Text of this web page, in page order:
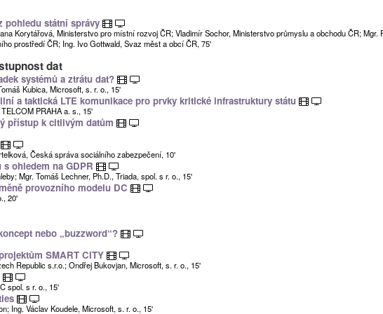
pohledu státní správy
Korytářová, Ministerstvo pro místní rozvoj ČR; Vladimír Sochor, Ministerstvo průmyslu a obchodu ČR; Mgr.
prostředí ČR; Ing. Ivo Gottwald, Svaz měst a obcí ČR, 75'
dat
systémů a ztrátu dat?
Kubica, Microsoft, s. r. o., 15'
a taktická LTE komunikace pro prvky kritické infrastruktury státu
PRAHA a. s., 15'
přístup k citlivým datům
Česká správa sociálního zabezpečení, 10'
ohledem na GDPR
Mgr. Tomáš Lechner, Ph.D., Triada, spol. s r. o., 15'
provozního modelu DC
20'
nebo „buzzword“?
SMART CITY
Republic s.r.o.; Ondřej Bukovjan, Microsoft, s. r. o., 15'
spol. s r. o., 15'
Ing. Václav Koudele, Microsoft, s. r. o., 15'